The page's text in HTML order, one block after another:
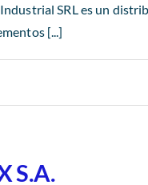
SRL es un
[...]
S.A.